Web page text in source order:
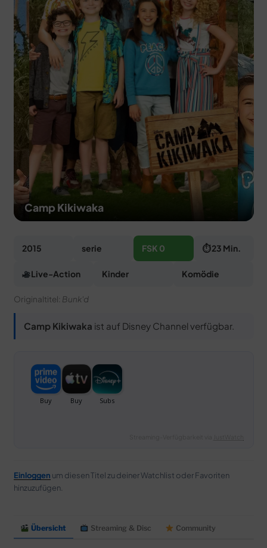
DEALS
MEIN HQ
Camp Kikiwaka
2015 serie FSK 0 ⏱ 23 Min.
Live-Action Kinder Komödie
Originaltitel: Bunk'd
Camp Kikiwaka ist auf Disney Channel verfügbar.
Einloggen um diesen Titel zu deiner Watchlist oder Favoriten
hinzuzufügen.
Übersicht Streaming & Disc Community